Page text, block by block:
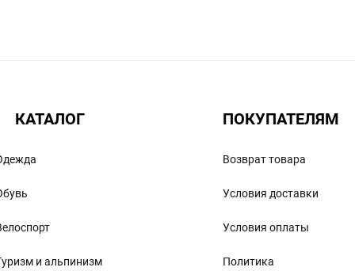
КАТАЛОГ
и альпинизм
ПОКУПАТЕЛЯМ
Возврат товара
Условия доставки
Условия оплаты
Политика